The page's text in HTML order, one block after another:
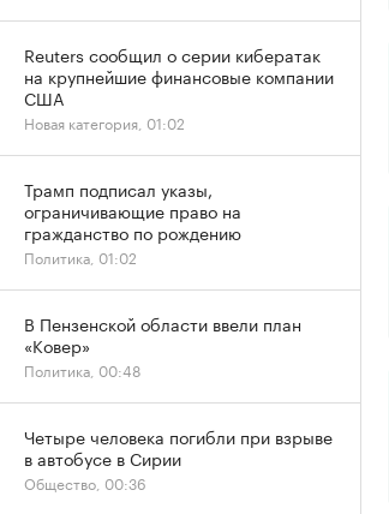
Reuters сообщил о серии кибератак
на крупнейшие финансовые компании
США
Новая категория, 01:02
Трамп подписал указы,
ограничивающие право на
гражданство по рождению
Политика, 01:02
В Пензенской области ввели план
«Ковер»
Политика, 00:48
Четыре человека погибли при взрыве
в автобусе в Сирии
Общество, 00:36